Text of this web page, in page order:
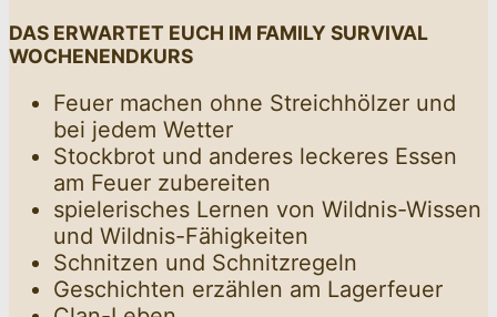
DAS ERWARTET EUCH IM FAMILY SURVIVAL
WOCHENENDKURS
Feuer machen ohne Streichhölzer und
bei jedem Wetter
Stockbrot und anderes leckeres Essen
am Feuer zubereiten
spielerisches Lernen von Wildnis-Wissen
und Wildnis-Fähigkeiten
Schnitzen und Schnitzregeln
Geschichten erzählen am Lagerfeuer